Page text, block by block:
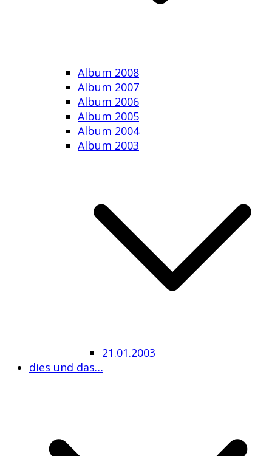
Album 2008
Album 2007
Album 2006
Album 2005
Album 2004
Album 2003
21.01.2003
dies und das…